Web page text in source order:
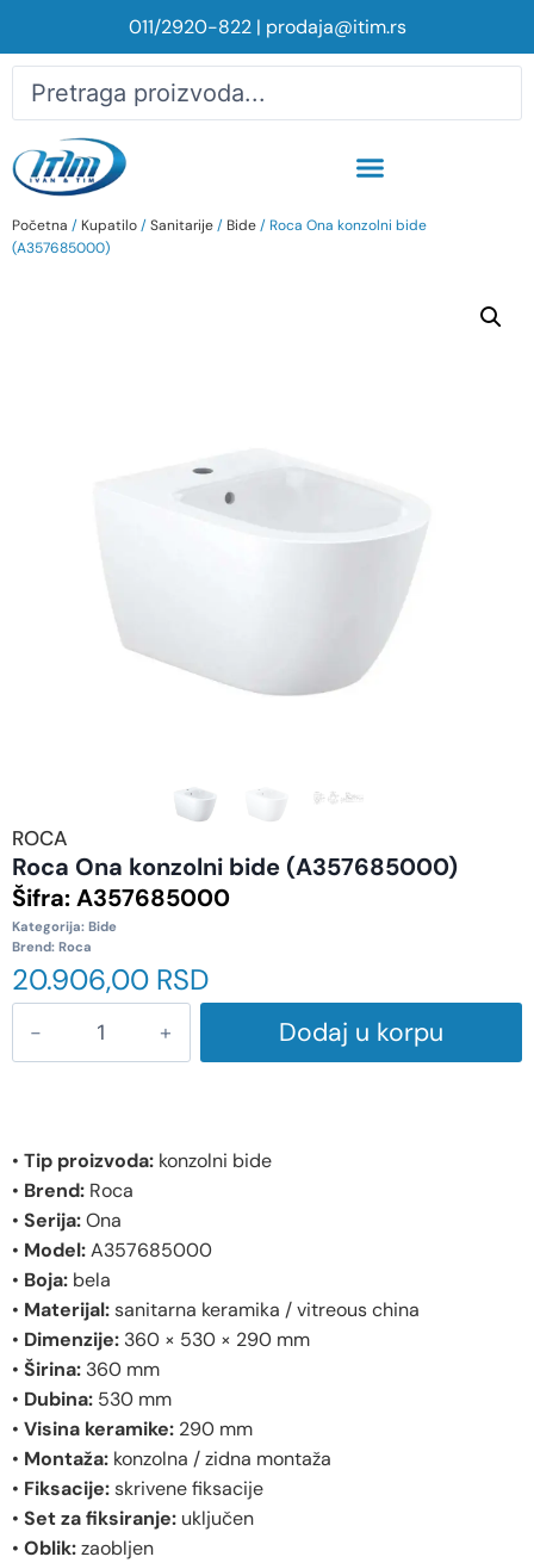
011/2920-822| prodaja@itim.rs
Početna / Kupatilo/Sanitarije/ Bide/ Roca Ona konzolni bide
(A357685000)
ROCA
Roca Ona konzolni bide (A357685000)
Šifra:A357685000
Kategorija: Bide
Brend: Roca
20.906,00 RSD
Dodaj u korpu
• Tip proizvoda: konzolni bide
• Brend: Roca
• Serija:Ona
• Model:A357685000
• Boja: bela
• Materijal:sanitarna keramika / vitreous china
• Dimenzije: 360 × 530 × 290 mm
• Širina: 360 mm
• Dubina: 530 mm
• Visina keramike: 290 mm
• Montaža: konzolna / zidna montaža
• Fiksacije:skrivene fiksacije
• Set za fiksiranje: uključen
• Oblik:zaobljen